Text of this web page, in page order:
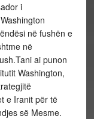
i
në fushën e
në
ai punon
Washington,
e Iranit për të
së Mesme.